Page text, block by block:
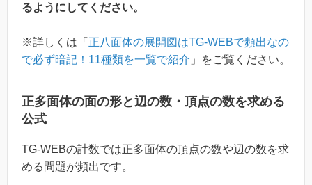
るようにしてください。
※詳しくは「 正八面体の展開図はTG-WEBで頻出なの
で必ず暗記！11種類を一覧で紹介 」をご覧ください。
正多面体の面の形と辺の数・頂点の数を求める
公式
TG-WEBの計数では正多面体の頂点の数や辺の数を求
める問題が頻出です。